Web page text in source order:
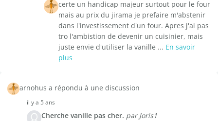
certe un handicap majeur surtout pour le four
mais au prix du jirama je prefaire m'abstenir
dans l'investissement d'un four. Apres j'ai pas
tro l'ambistion de devenir un cuisinier, mais
juste envie d'utiliser la vanille ... En savoir
plus
arnohus a répondu à une discussion
il y a 5 ans
Cherche vanille pas cher. par Joris1